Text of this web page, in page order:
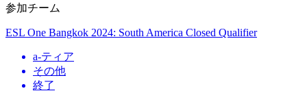
参加チーム
ESL One Bangkok 2024: South America Closed Qualifier
a-ティア
その他
終了